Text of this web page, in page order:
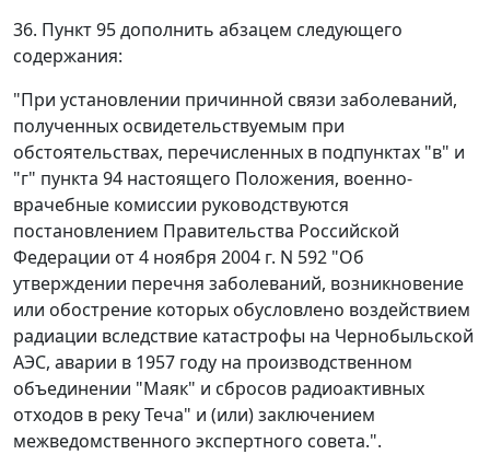
36. Пункт 95 дополнить абзацем следующего
содержания:
"При установлении причинной связи заболеваний,
полученных освидетельствуемым при
обстоятельствах, перечисленных в подпунктах "в" и
"г" пункта 94 настоящего Положения, военно-
врачебные комиссии руководствуются
постановлением Правительства Российской
Федерации от 4 ноября 2004 г. N 592 "Об
утверждении перечня заболеваний, возникновение
или обострение которых обусловлено воздействием
радиации вследствие катастрофы на Чернобыльской
АЭС, аварии в 1957 году на производственном
объединении "Маяк" и сбросов радиоактивных
отходов в реку Теча" и (или) заключением
межведомственного экспертного совета.".